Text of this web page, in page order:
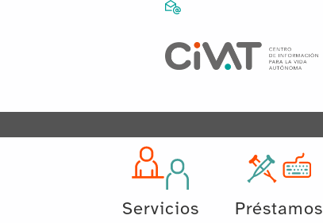
Servicios Préstamos